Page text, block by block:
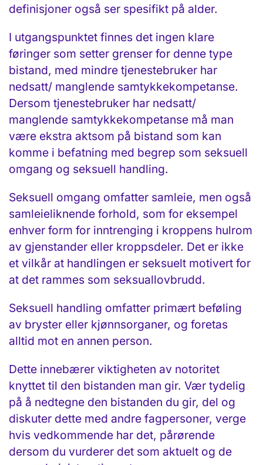
definisjoner også ser spesifikt på alder.
I utgangspunktet finnes det ingen klare
føringer som setter grenser for denne type
bistand, med mindre tjenestebruker har
nedsatt/ manglende samtykkekompetanse.
Dersom tjenestebruker har nedsatt/
manglende samtykkekompetanse må man
være ekstra aktsom på bistand som kan
komme i befatning med begrep som seksuell
omgang og seksuell handling.
Seksuell omgang omfatter samleie, men også
samleieliknende forhold, som for eksempel
enhver form for inntrenging i kroppens hulrom
av gjenstander eller kroppsdeler. Det er ikke
et vilkår at handlingen er seksuelt motivert for
at det rammes som seksuallovbrudd.
Seksuell handling omfatter primært beføling
av bryster eller kjønnsorganer, og foretas
alltid mot en annen person.
Dette innebærer viktigheten av notoritet
knyttet til den bistanden man gir. Vær tydelig
på å nedtegne den bistanden du gir, del og
diskuter dette med andre fagpersoner, verge
hvis vedkommende har det, pårørende
dersom du vurderer det som aktuelt og de